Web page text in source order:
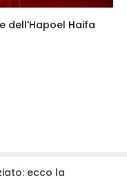
dell'Hapoel Haifa
ecco la